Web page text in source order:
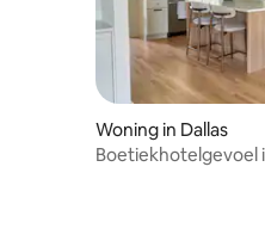
Woning in Dallas
Boetiekhotelgevoel